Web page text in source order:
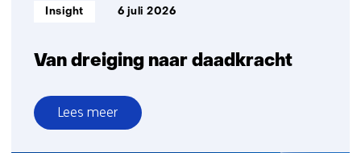
Van dreiging naar daadkracht
Informatietype:
Insight 6 juli 2026
Lees meer
over